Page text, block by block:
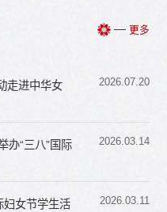
更多
走进中华女
2026.07.20
办“三八”国际
2026.03.14
妇女节学生活
2026.03.11